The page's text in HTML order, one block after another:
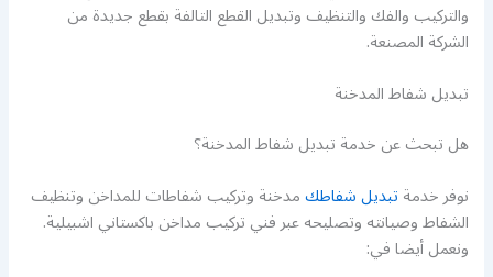
والتركيب والفك والتنظيف وتبديل القطع التالفة بقطع جديدة من
الشركة المصنعة.
تبديل شفاط المدخنة
هل تبحث عن خدمة تبديل شفاط المدخنة؟
نوفر خدمةتبديل شفاطكمدخنة وتركيب شفاطات للمداخن وتنظيف
الشفاط وصيانته وتصليحه عبر فني تركيب مداخن باكستاني اشبيلية.
ونعمل أيضا في: